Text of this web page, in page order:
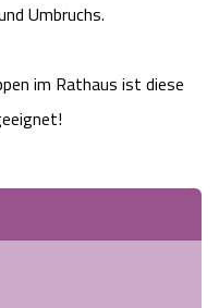
Umbruchs.
im Rathaus ist diese